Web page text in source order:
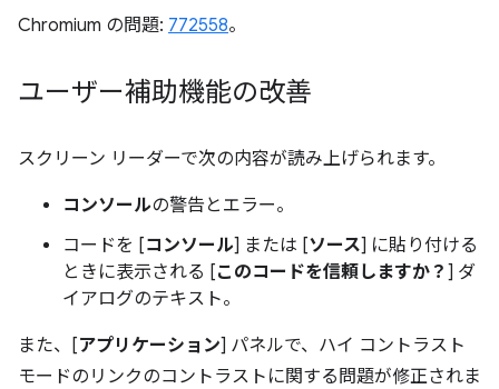
Chromium の問題: 772558。
ユーザー補助機能の改善
スクリーン リーダーで次の内容が読み上げられます。
コンソールの警告とエラー。
コードを [コンソール] または [ソース] に貼り付ける
ときに表示される [このコードを信頼しますか？ ] ダ
イアログのテキスト。
また、[アプリケーション] パネルで、ハイ コントラスト
モードのリンクのコントラストに関する問題が修正されま